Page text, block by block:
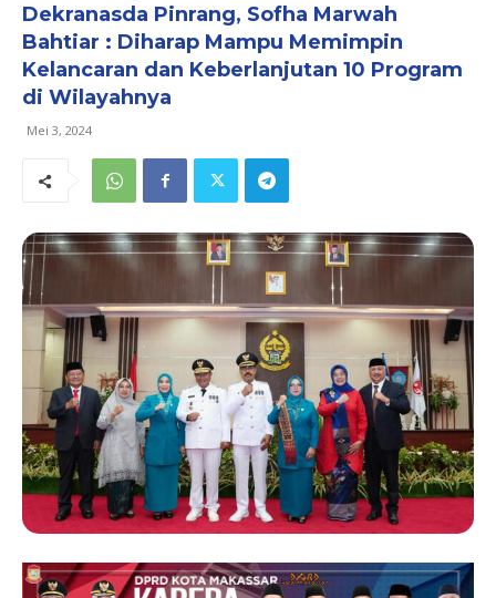
Dekranasda Pinrang, Sofha Marwah
Bahtiar : Diharap Mampu Memimpin
Kelancaran dan Keberlanjutan 10 Program
di Wilayahnya
Mei 3, 2024